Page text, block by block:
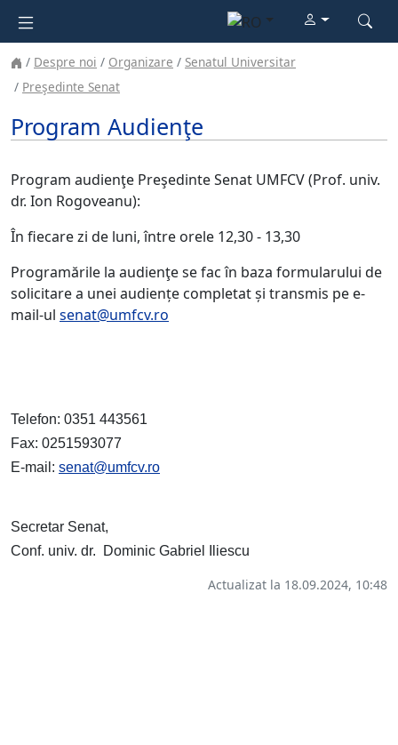
Despre noi Organizare
Senatul Universitar
Preşedinte Senat
Program Audienţe
Program audienţe Preşedinte Senat UMFCV (Prof. univ.
dr. Ion Rogoveanu):
În fiecare zi de luni, între orele 12,30 - 13,30
Programările la audienţe se fac în baza formularului de
solicitare a unei audiențe completat și transmis pe e-
mail-ul senat@umfcv.ro
Telefon: 0351 443561
Fax: 0251593077
E-mail: senat@umfcv.ro
Secretar Senat,
Conf. univ. dr. Dominic Gabriel Iliescu
Actualizat la 18.09.2024, 10:48